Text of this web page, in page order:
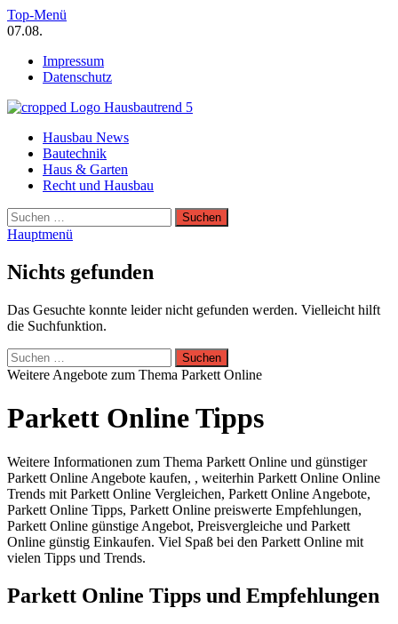
Zum
Inhalt
Top-Menü
07.08.
Impressum
Datenschutz
Hausbautrend Hausbau Trends
Hausbau, Modernisierung, Energietechnik, Haustechnik
Hausbau News
Bautechnik
Haus & Garten
Recht und Hausbau
Suchen
nach:
Hauptmenü
Nichts gefunden
Das Gesuchte konnte leider nicht gefunden werden. Vielleicht hilft
die Suchfunktion.
Suchen
nach:
Weitere Angebote zum Thema Parkett Online
Parkett Online Tipps
Weitere Informationen zum Thema Parkett Online und günstiger
Parkett Online Angebote kaufen, , weiterhin Parkett Online Online
Trends mit Parkett Online Vergleichen, Parkett Online Angebote,
Parkett Online Tipps, Parkett Online preiswerte Empfehlungen,
Parkett Online günstige Angebot, Preisvergleiche und Parkett
Online günstig Einkaufen. Viel Spaß bei den Parkett Online mit
vielen Tipps und Trends.
Parkett Online Tipps und Empfehlungen